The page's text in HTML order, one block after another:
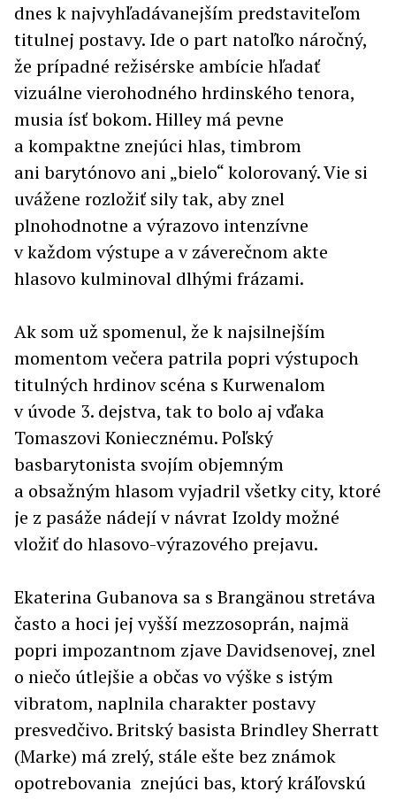
dnes k najvyhľadávanejším predstaviteľom
titulnej postavy. Ide o part natoľko náročný,
že prípadné režisérske ambície hľadať
vizuálne vierohodného hrdinského tenora,
musia ísť bokom. Hilley má pevne
a kompaktne znejúci hlas, timbrom
ani barytónovo ani „bielo“ kolorovaný. Vie si
uvážene rozložiť sily tak, aby znel
plnohodnotne a výrazovo intenzívne
v každom výstupe a v záverečnom akte
hlasovo kulminoval dlhými frázami.
Ak som už spomenul, že k najsilnejším
momentom večera patrila popri výstupoch
titulných hrdinov scéna s Kurwenalom
v úvode 3. dejstva, tak to bolo aj vďaka
Tomaszovi Koniecznému. Poľský
basbarytonista svojím objemným
a obsažným hlasom vyjadril všetky city, ktoré
je z pasáže nádejí v návrat Izoldy možné
vložiť do hlasovo-výrazového prejavu.
Ekaterina Gubanova sa s Brangänou stretáva
často a hoci jej vyšší mezzosoprán, najmä
popri impozantnom zjave Davidsenovej, znel
o niečo útlejšie a občas vo výške s istým
vibratom, naplnila charakter postavy
presvedčivo. Britský basista Brindley Sherratt
(Marke) má zrelý, stále ešte bez známok
opotrebovania znejúci bas, ktorý kráľovskú